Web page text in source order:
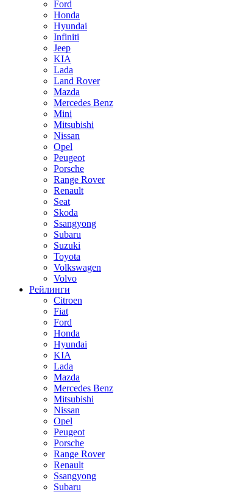
Ford
Honda
Hyundai
Infiniti
Jeep
KIA
Lada
Land Rover
Mazda
Mercedes Benz
Mini
Mitsubishi
Nissan
Opel
Peugeot
Porsche
Range Rover
Renault
Seat
Skoda
Ssangyong
Subaru
Suzuki
Toyota
Volkswagen
Volvo
Рейлинги
Citroen
Fiat
Ford
Honda
Hyundai
KIA
Lada
Mazda
Mercedes Benz
Mitsubishi
Nissan
Opel
Peugeot
Porsche
Range Rover
Renault
Ssangyong
Subaru